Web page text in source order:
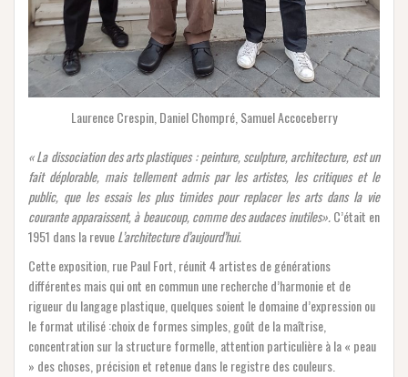
Laurence Crespin, Daniel Chompré, Samuel Accoceberry
« La dissociation des arts plastiques : peinture, sculpture, architecture, est un
fait déplorable, mais tellement admis par les artistes, les critiques et le
public, que les essais les plus timides pour replacer les arts dans la vie
courante apparaissent, à beaucoup, comme des audaces inutiles».C’était en
1951 dans la revueL’architecture d’aujourd’hui.
Cette exposition, rue Paul Fort, réunit 4 artistes de générations
différentes mais qui ont en commun une recherche d’harmonie et de
rigueur du langage plastique, quelques soient le domaine d’expression ou
le format utilisé :choix de formes simples, goût de la maîtrise,
concentration sur la structure formelle, attention particulière à la « peau
» des choses, précision et retenue dans le registre des couleurs.